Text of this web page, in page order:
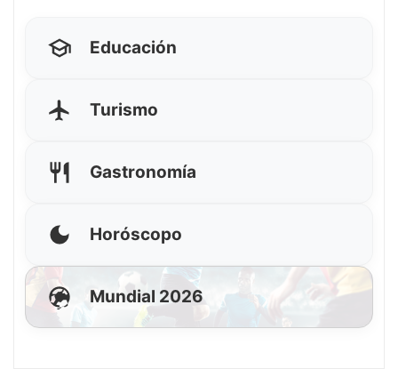
Educación
Turismo
Gastronomía
Horóscopo
Mundial 2026